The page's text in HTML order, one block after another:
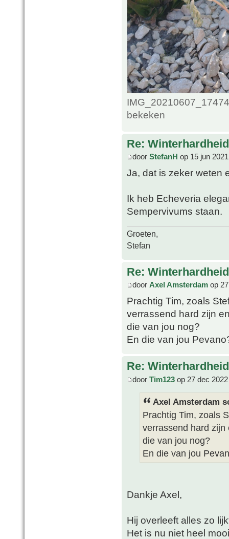
bekeken
Re:
door StefanH op 15 jun
Ja, dat is zeker weten
Ik heb Echeveria
Sempervivums staan.
Groeten,
Stefan
Re:
door Axel Amsterdam op
Prachtig Tim, zoals
verrassend hard zijn
die van jou nog?
En die van jou
Re:
door Tim123 op 27 dec
Axel Amsterdam
Prachtig Tim, zoals
verrassend hard
die van jou nog?
En die van jou
Dankje Axel,
Hij overleeft alles zo
Het is nu niet heel